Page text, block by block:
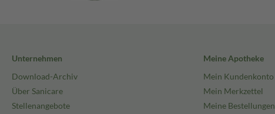
Unternehmen
Download-Archiv
Über Sanicare
Stellenangebote
Meine Apotheke
Mein Kundenkonto
Mein Merkzettel
Meine Bestellungen